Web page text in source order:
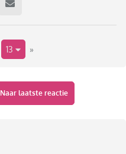
13 »
Naar laatste reactie